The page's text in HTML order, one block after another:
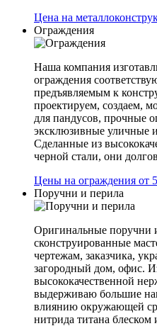
Цена на
Ограждения
Наша компания
ограждения
предъявляемым к
проектируем, создаем,
для пандусов, прочные
эксклюзивные уличные
Сделанные из
черной стали, они
Цены на ограждения от
Поручни и перила
Оригинальные поручни
сконструированные
чертежам, заказчика,
загородный дом, офис.
высококачественной
выдерживаю большие
влиянию окружающей
нитрида титана блеском